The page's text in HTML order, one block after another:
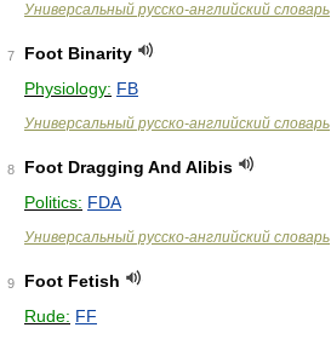
Универсальный русско-английский словарь
7
Foot Binarity
Physiology: FB
Универсальный русско-английский словарь
8
Foot Dragging And Alibis
Politics: FDA
Универсальный русско-английский словарь
9
Foot Fetish
Rude: FF